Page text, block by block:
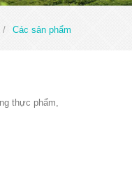
/ Các sản phẩm
thực phẩm,